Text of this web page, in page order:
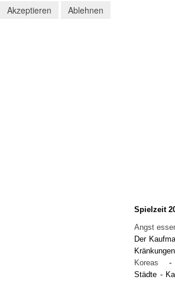
Spielzeit
Angst
Der
Koreas
Städte -
Akzeptieren
Ablehnen